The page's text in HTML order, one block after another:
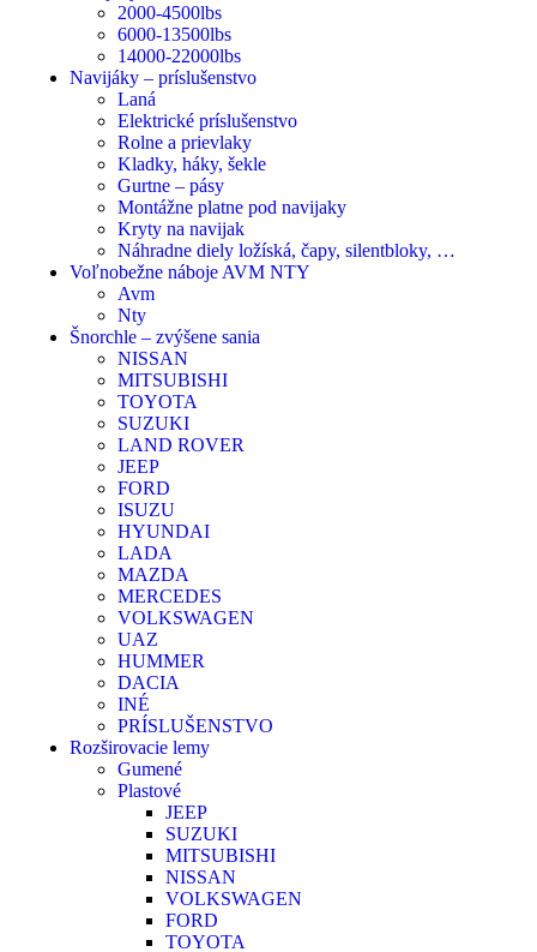
2000-4500lbs
6000-13500lbs
14000-22000lbs
Navijáky – príslušenstvo
Laná
Elektrické príslušenstvo
Rolne a prievlaky
Kladky, háky, šekle
Gurtne – pásy
Montážne platne pod navijaky
Kryty na navijak
Náhradne diely ložíská, čapy, silentbloky, …
Voľnobežne náboje AVM NTY
Avm
Nty
Šnorchle – zvýšene sania
NISSAN
MITSUBISHI
TOYOTA
SUZUKI
LAND ROVER
JEEP
FORD
ISUZU
HYUNDAI
LADA
MAZDA
MERCEDES
VOLKSWAGEN
UAZ
HUMMER
DACIA
INÉ
PRÍSLUŠENSTVO
Rozširovacie lemy
Gumené
Plastové
JEEP
SUZUKI
MITSUBISHI
NISSAN
VOLKSWAGEN
FORD
TOYOTA